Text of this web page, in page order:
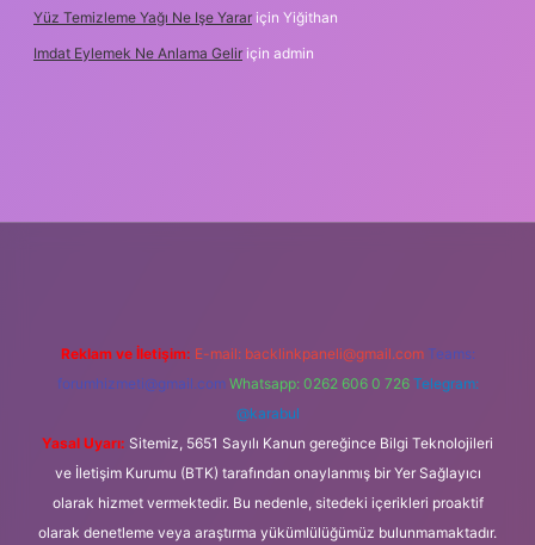
Yüz Temizleme Yağı Ne Işe Yarar için Yiğithan
Imdat Eylemek Ne Anlama Gelir için admin
Reklam ve İletişim: E-mail: backlinkpaneli@gmail.com Teams:
forumhizmeti@gmail.com Whatsapp: 0262 606 0 726 Telegram:
@karabul
Yasal Uyarı: Sitemiz, 5651 Sayılı Kanun gereğince Bilgi Teknolojileri
ve İletişim Kurumu (BTK) tarafından onaylanmış bir Yer Sağlayıcı
olarak hizmet vermektedir. Bu nedenle, sitedeki içerikleri proaktif
olarak denetleme veya araştırma yükümlülüğümüz bulunmamaktadır.